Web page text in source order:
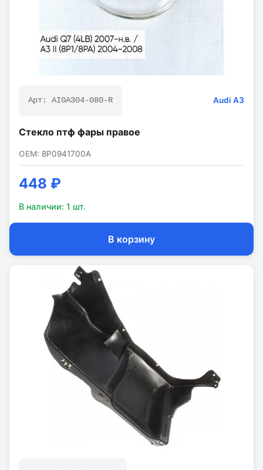
Арт: AI0A304-080-R Audi A3
Стекло птф фары правое
OEM: 8P0941700A
448 ₽
В наличии: 1 шт.
В корзину